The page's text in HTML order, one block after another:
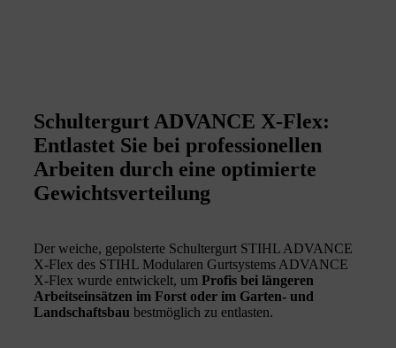
Schultergurt ADVANCE X-Flex:
Entlastet Sie bei professionellen
Arbeiten durch eine optimierte
Gewichtsverteilung
Der weiche, gepolsterte Schultergurt STIHL ADVANCE
X-Flex des STIHL Modularen Gurtsystems ADVANCE
X-Flex wurde entwickelt, um Profis bei längeren
Arbeitseinsätzen im Forst oder im Garten- und
Landschaftsbau bestmöglich zu entlasten.